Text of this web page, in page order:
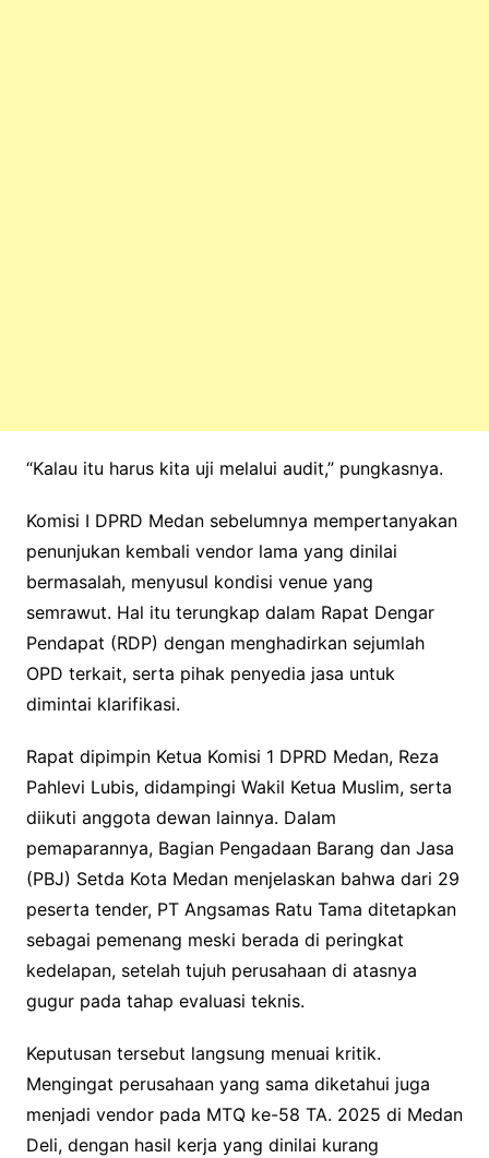
“Kalau itu harus kita uji melalui audit,” pungkasnya.
Komisi I DPRD Medan sebelumnya mempertanyakan
penunjukan kembali vendor lama yang dinilai
bermasalah, menyusul kondisi venue yang
semrawut. Hal itu terungkap dalam Rapat Dengar
Pendapat (RDP) dengan menghadirkan sejumlah
OPD terkait, serta pihak penyedia jasa untuk
dimintai klarifikasi.
Rapat dipimpin Ketua Komisi 1 DPRD Medan, Reza
Pahlevi Lubis, didampingi Wakil Ketua Muslim, serta
diikuti anggota dewan lainnya. Dalam
pemaparannya, Bagian Pengadaan Barang dan Jasa
(PBJ) Setda Kota Medan menjelaskan bahwa dari 29
peserta tender, PT Angsamas Ratu Tama ditetapkan
sebagai pemenang meski berada di peringkat
kedelapan, setelah tujuh perusahaan di atasnya
gugur pada tahap evaluasi teknis.
Keputusan tersebut langsung menuai kritik.
Mengingat perusahaan yang sama diketahui juga
menjadi vendor pada MTQ ke-58 TA. 2025 di Medan
Deli, dengan hasil kerja yang dinilai kurang